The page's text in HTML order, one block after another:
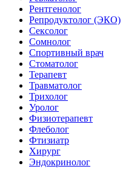
Рентгенолог
Репродуктолог (ЭКО)
Сексолог
Сомнолог
Спортивный врач
Стоматолог
Терапевт
Травматолог
Трихолог
Уролог
Физиотерапевт
Флеболог
Фтизиатр
Хирург
Эндокринолог